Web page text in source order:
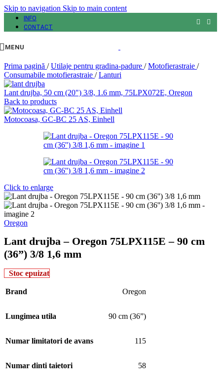
Skip to navigation Skip to main content
INFO
CONTACT
MENU
Prima pagină / Utilaje pentru gradina-padure / Motofierastraie /
Consumabile motofierastraie / Lanturi
Lant drujba, 50 cm (20") 3/8, 1.6 mm, 75LPX072E, Oregon
Back to products
Motocoasa, GC-BC 25 AS, Einhell
Click to enlarge
Oregon
Lant drujba – Oregon 75LPX115E – 90 cm
(36”) 3/8 1,6 mm
Stoc epuizat
Brand Oregon
Lungimea utila 90 cm (36”)
Numar limitatori de avans 115
Numar dinti taietori 58